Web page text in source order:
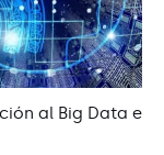
al Big Data e